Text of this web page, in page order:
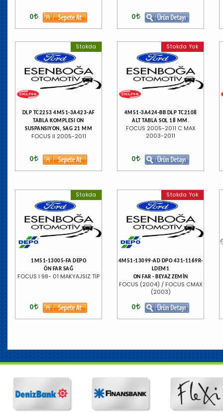
0 0
Stokda
DLP TC2253 4M51-3A423-AF
TABLA KOMPLESI ON
SUSPANSIYON, SAG 21 MM
FOCUS II 2005-2011
0
Stokda Yok
4M51-3A424-BB DLP TC2108
ALT TABLA SOL 18 MM.
FOCUS 2005-2011 C MAX
2003-2011
0
Stokda
1M51-13005-FA DEPO
ÖN FAR SAĞ
FOCUS I 98- 01 MAKYAJSIZ TİP
0
Stokda Yok
4M51-13099-AD DPO 431-1169R-
LDEM1
ON FAR - BEYAZ ZEMİN
FOCUS (2004) / FOCUS CMAX
(2003)
0